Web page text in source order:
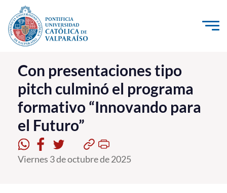
Click acá para ir directamente al contenido
La Universidad
Investigación, Creación e Innovación
PUCV Internacional
Vinculación con el Medio
Admisión
Con presentaciones tipo
pitch culminó el programa
formativo “Innovando para
el Futuro”
Viernes 3 de octubre de 2025